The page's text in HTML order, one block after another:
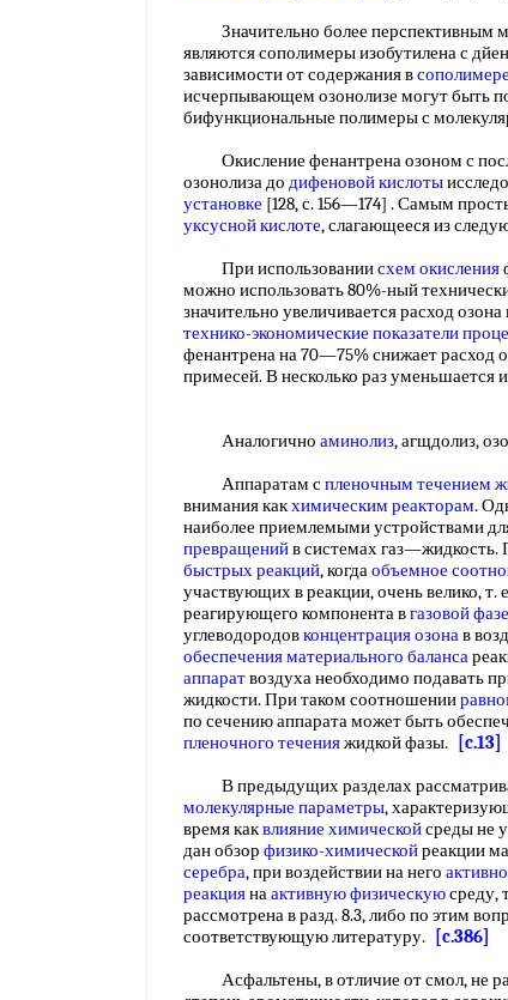
Значительно более перспективным
являются сополимеры изобутилена с
зависимости от содержания в
исчерпывающем озонолизе могут быть
бифункциональные полимеры с
Окисление фенантрена озоном с
озонолиза до дифеновой кислоты
установке [128, с. 156—174] . Самым
уксусной кислоте, слагающееся из
При использованиисхем окисления
можно использовать 80%-ный
значительно увеличивается расход
технико-экономические показатели
фенантрена на 70—75% снижает расход
примесей. В несколько раз уменьшается
Аналогично аминолиз, агщдолиз,
Аппаратам спленочным течением
внимания какхимическим реакторам.
наиболее приемлемыми устройствами
превращенийв системах газ—жидкость.
быстрых реакций, когдаобъемное
участвующих в реакции, очень велико, т.
реагирующего компонента вгазовой фазе
углеводородовконцентрация озонав
обеспечения материального баланса
аппаратвоздуха необходимо подавать
жидкости. При таком соотношении
по сечению аппарата может быть
пленочного теченияжидкой фазы.
[c.13]
В предыдущих разделах
молекулярные параметры,
время каквлияние химическойсреды не
дан обзор физико-химическойреакции
серебра, при воздействии на него
реакциянаактивную физическуюсреду,
рассмотрена в разд. 8.3, либо по этим
соответствующую литературу.
[c.386]
Асфальтены, в отличие от смол, не